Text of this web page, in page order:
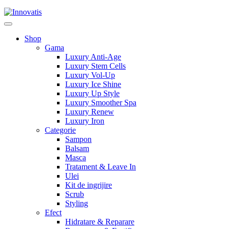
Shop
Gama
Luxury Anti-Age
Luxury Stem Cells
Luxury Vol-Up
Luxury Ice Shine
Luxury Up Style
Luxury Smoother Spa
Luxury Renew
Luxury Iron
Categorie
Sampon
Balsam
Masca
Tratament & Leave In
Ulei
Kit de ingrijire
Scrub
Styling
Efect
Hidratare & Reparare